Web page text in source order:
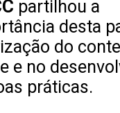
partilhou a
desta
do
e no
práticas.